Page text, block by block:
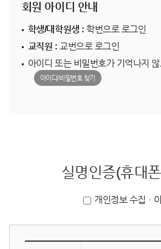
회원 아이디 안내
학생/대학원생 :학번으로 로그인
교직원 : 교번으로 로그인
아이디 또는 비밀번호가 기억나지
아이디/비밀번호 찾기
실명인증(휴대
개인정보 수집ㆍ